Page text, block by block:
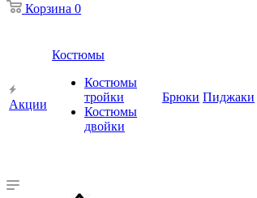
Корзина 0
Акции
Костюмы
Костюмы
тройки
Костюмы
двойки
Брюки Пиджаки